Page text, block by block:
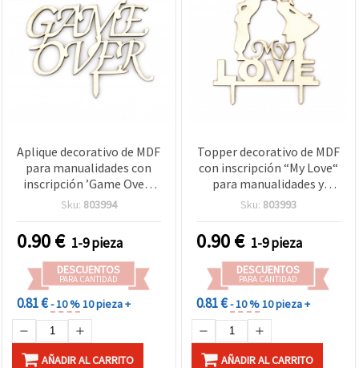
Aplique decorativo de MDF
para manualidades con
inscripción ’Game Over’,
75 x 90 x 3 mm
Sku: 803994
0.90€ 1-9 pieza
DESCUENTOS
PARA CANTIDAD
0.81 €- 10 %10 pieza +
AÑADIR AL CARRITO
Topper decorativo de MDF
con inscripción “My Love“
para manualidades y
scrapbooking, 115x100x3
Sku: 803993
0.90€ 1-9 pieza
DESCUENTOS
PARA CANTIDAD
0.81 €- 10 %10 pieza +
AÑADIR AL CARRITO